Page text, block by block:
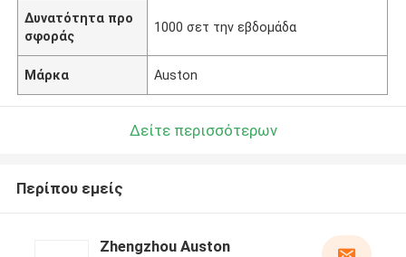
Δυνατότητα προ
σφοράς
1000 σετ την εβδομάδα
Μάρκα Auston
Δείτε περισσότερων
Περίπου εμείς
Zhengzhou Auston